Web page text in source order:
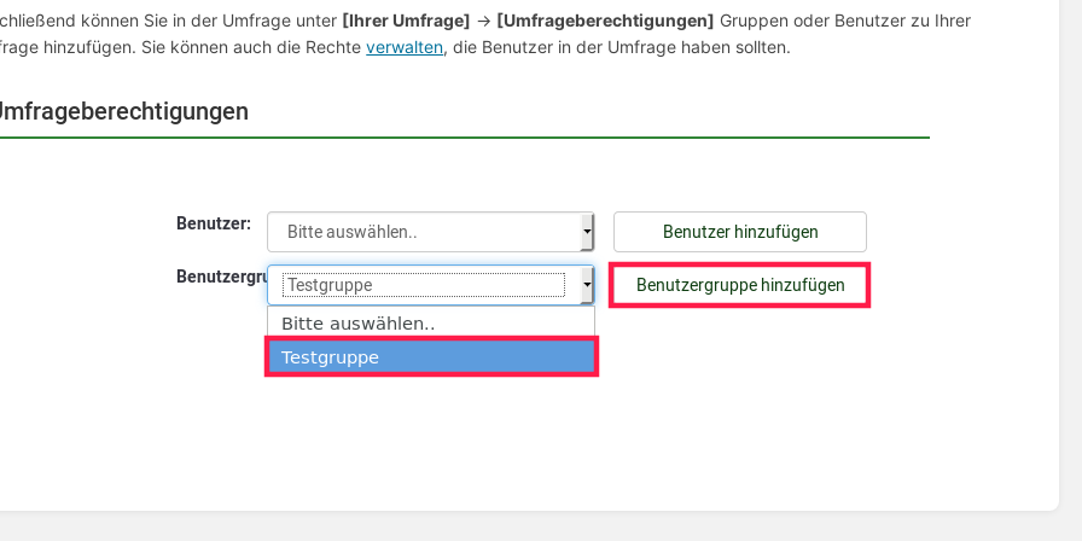
können Sie in der Umfrage unter [Ihrer Umfrage] → [Umfrageberechtigungen] Gruppen oder Benutzer zu Ihrer
hinzufügen. Sie können auch die Rechteverwalten, die Benutzer in der Umfrage haben sollten.